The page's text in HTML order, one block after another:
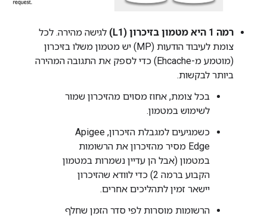
רמה 1 היא מטמון בזיכרון (L1)
לגישה מהירה. לכל
צומת לעיבוד הודעות (MP) יש מטמון משלו בזיכרון
(מוטמע מ-Ehcache) כדי לספק את התגובה המהירה
ביותר לבקשות.
בכל צומת, אחוז מסוים מהזיכרון שמור
לשימוש במטמון.
כשמגיעים למגבלת הזיכרון, Apigee
Edge מסיר מהזיכרון את הרשומות
במטמון (אבל הן עדיין נשמרות במטמון
הקבוע ברמה 2) כדי לוודא שהזיכרון
יישאר זמין לתהליכים אחרים.
הרשומות מוסרות לפי סדר הזמן שחלף